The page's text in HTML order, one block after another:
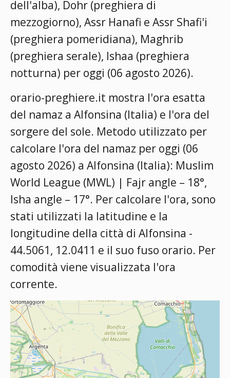
dell'alba), Dohr (preghiera di
mezzogiorno), Assr Hanafi e Assr Shafi'i
(preghiera pomeridiana), Maghrib
(preghiera serale), Ishaa (preghiera
notturna) per oggi (06 agosto 2026).
orario-preghiere.it mostra l'ora esatta
del namaz a Alfonsina (Italia) e l'ora del
sorgere del sole. Metodo utilizzato per
calcolare l'ora del namaz per oggi (06
agosto 2026) a Alfonsina (Italia): Muslim
World League (MWL) | Fajr angle – 18°,
Isha angle – 17°. Per calcolare l'ora, sono
stati utilizzati la latitudine e la
longitudine della città di Alfonsina -
44.5061, 12.0411 e il suo fuso orario. Per
comodità viene visualizzata l'ora
corrente.